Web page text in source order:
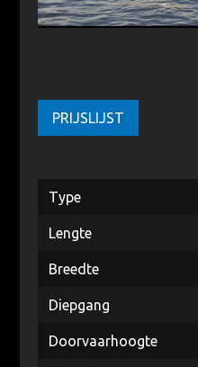
PRIJSLIJST
Type
Lengte
Breedte
Diepgang
Doorvaarhoogte